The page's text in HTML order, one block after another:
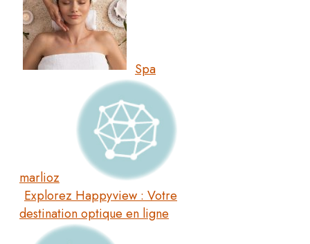
Spa
marlioz
Explorez Happyview : Votre
destination optique en ligne